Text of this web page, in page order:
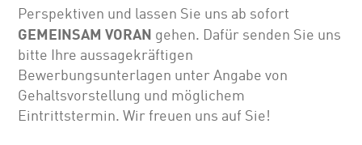
Perspektiven und lassen Sie uns ab sofort
GEMEINSAM VORAN gehen. Dafür senden Sie uns
bitte Ihre aussagekräftigen
Bewerbungsunterlagen unter Angabe von
Gehalts­vor­stellung und möglichem
Eintrittstermin. Wir freuen uns auf Sie!